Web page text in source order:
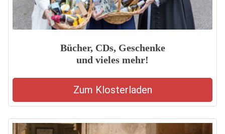
Bücher, CDs, Geschenke
und vieles mehr!
Zum Klosterladen